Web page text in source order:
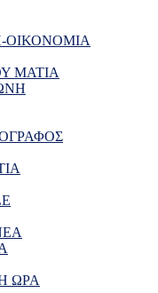
ΟΙΚΟΝΟΜΙΑ
ΜΑΤΙΑ
ΩΡΑ